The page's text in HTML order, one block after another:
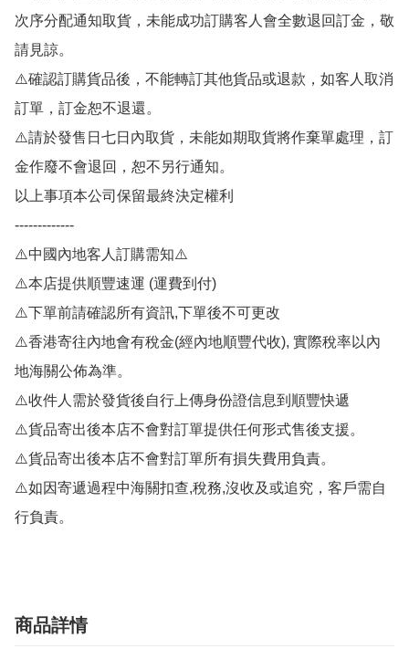
次序分配通知取貨，未能成功訂購客人會全數退回訂金，敬
請見諒。
⚠️確認訂購貨品後，不能轉訂其他貨品或退款，如客人取消
訂單，訂金恕不退還。
⚠️請於發售日七日內取貨，未能如期取貨將作棄單處理，訂
金作廢不會退回，恕不另行通知。
以上事項本公司保留最終決定權利
-------------
⚠️中國內地客人訂購需知⚠️
⚠️本店提供順豐速運 (運費到付)
⚠️下單前請確認所有資訊,下單後不可更改
⚠️香港寄往內地會有稅金(經內地順豐代收), 實際稅率以內
地海關公佈為準。
⚠️收件人需於發貨後自行上傳身份證信息到順豐快遞
⚠️貨品寄出後本店不會對訂單提供任何形式售後支援。
⚠️貨品寄出後本店不會對訂單所有損失費用負責。
⚠️如因寄遞過程中海關扣查,稅務,沒收及或追究，客戶需自
行負責。
商品詳情